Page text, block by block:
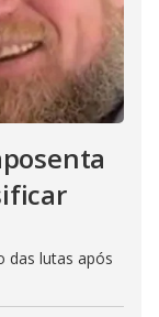
das lutas após